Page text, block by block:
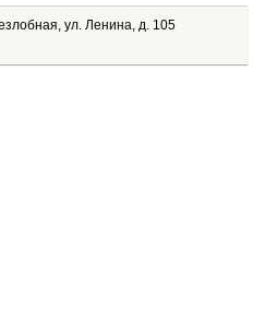
ул. Ленина, д. 105